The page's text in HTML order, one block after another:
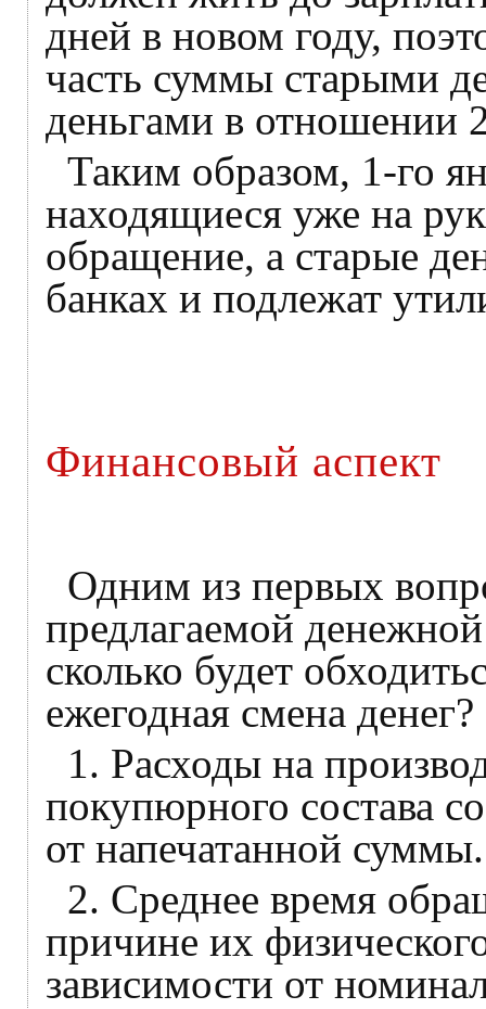
дней в новом году,
часть суммы старыми
деньгами в отношении
Таким образом, 1-го
находящиеся уже на
обращение, а старые
банках и подлежат
Финансовый аспект
Одним из первых
предлагаемой
сколько будет
ежегодная смена денег?
1. Расходы на
покупюрного состава
от напечатанной суммы.
2. Среднее время
причине их
зависимости от